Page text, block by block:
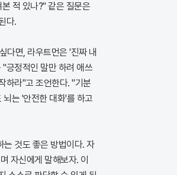
적 있나?" 같은 질문은
다.
다면, 라우트먼은 '진짜 내
긍정적인 말만 하려 애쓰
하라"고 조언한다. "기분
는 '안전한 대화'를 하고
는 것도 좋은 방법이다. 자
자신에게 말해보자. 이